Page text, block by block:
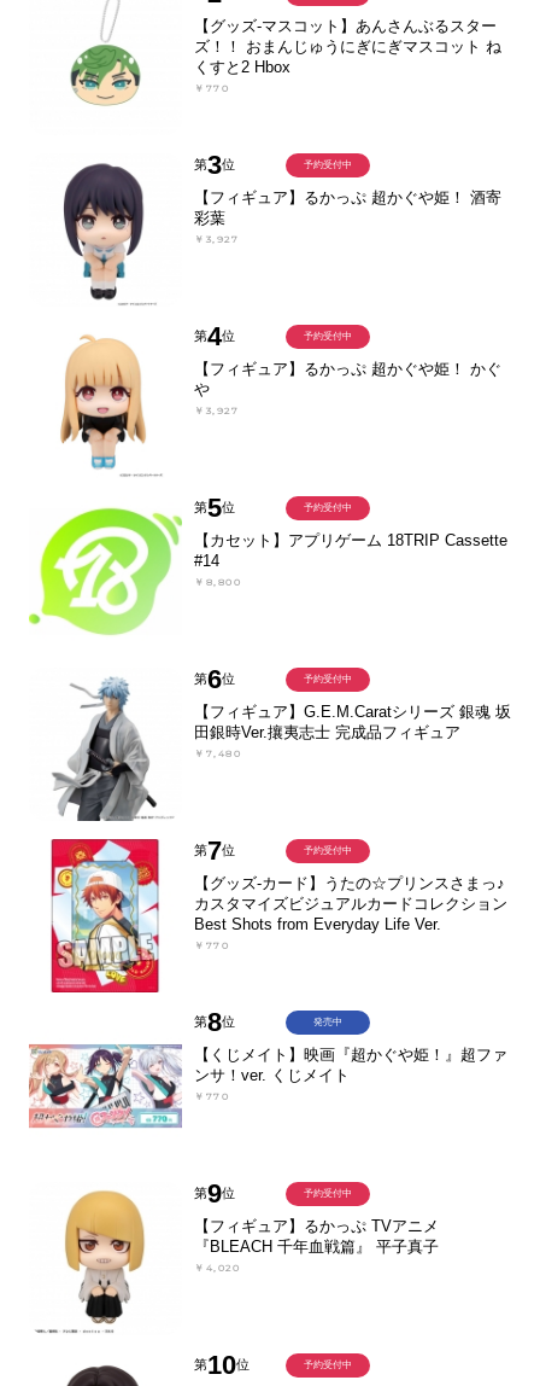
【グッズ-マスコット】あんさんぶるスター
ズ！！ おまんじゅうにぎにぎマスコット ね
くすと2 Hbox
￥770
第3位
【フィギュア】るかっぷ 超かぐや姫！ 酒寄
彩葉
￥3,927
予約受付中
第4位
【フィギュア】るかっぷ 超かぐや姫！ かぐ
や
￥3,927
予約受付中
第5位
【カセット】アプリゲーム 18TRIP Cassette
#14
￥8,800
予約受付中
第6位
【フィギュア】G.E.M.Caratシリーズ 銀魂 坂
田銀時Ver.攘夷志士 完成品フィギュア
￥7,480
予約受付中
第7位
【グッズ-カード】うたの☆プリンスさまっ♪
カスタマイズビジュアルカードコレクション
Best Shots from Everyday Life Ver.
￥770
予約受付中
第8位
【くじメイト】映画『超かぐや姫！』超ファ
ンサ！ver. くじメイト
￥770
発売中
第9位
【フィギュア】るかっぷ TVアニメ
『BLEACH 千年血戦篇』 平子真子
￥4,020
予約受付中
第10位 予約受付中